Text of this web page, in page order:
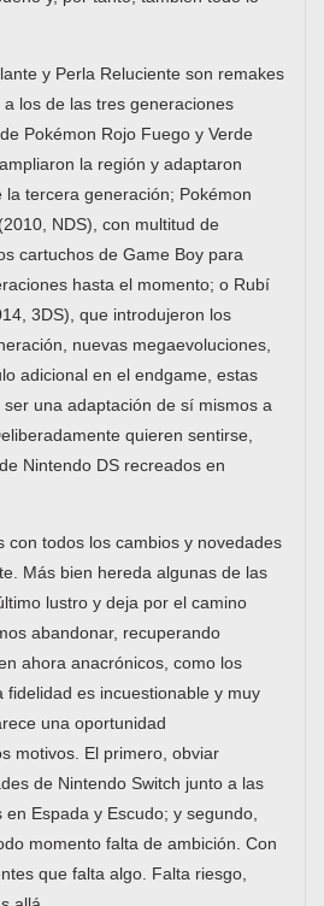
y Perla Reluciente son remakes
los de las tres generaciones
Pokémon Rojo Fuego y Verde
la región y adaptaron
tercera generación; Pokémon
NDS), con multitud de
cartuchos de Game Boy para
hasta el momento; o Rubí
3DS), que introdujeron los
nuevas megaevoluciones,
adicional en el endgame, estas
una adaptación de sí mismos a
quieren sentirse,
Nintendo DS recreados en
con todos los cambios y novedades
Más bien hereda algunas de las
lustro y deja por el camino
abandonar, recuperando
ahora anacrónicos, como los
fidelidad es incuestionable y muy
una oportunidad
motivos. El primero, obviar
de Nintendo Switch junto a las
Espada y Escudo; y segundo,
momento falta de ambición. Con
que falta algo. Falta riesgo,